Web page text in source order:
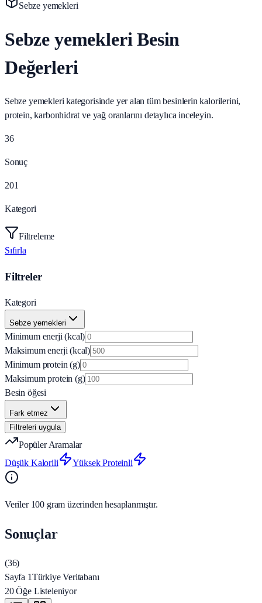
Sebze yemekleri
Sebze yemekleri Besin
Değerleri
Sebze yemekleri kategorisinde yer alan tüm besinlerin kalorilerini,
protein, karbonhidrat ve yağ oranlarını detaylıca inceleyin.
36
Sonuç
201
Kategori
Filtreleme
Sıfırla
Filtreler
Kategori
Sebze yemekleri
Minimum enerji (kcal)
Maksimum enerji (kcal)
Minimum protein (g)
Maksimum protein (g)
Besin öğesi
Fark etmez
Filtreleri uygula
Popüler Aramalar
Düşük Kalorili
Yüksek Proteinli
Veriler 100 gram üzerinden hesaplanmıştır.
Sonuçlar
(36)
Sayfa 1Türkiye Veritabanı
20 Öğe Listeleniyor